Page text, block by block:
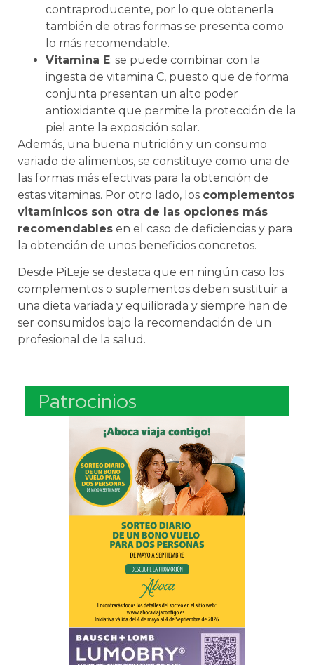
contraproducente, por lo que obtenerla
también de otras formas se presenta como
lo más recomendable.
Vitamina E: se puede combinar con la
ingesta de vitamina C, puesto que de forma
conjunta presentan un alto poder
antioxidante que permite la protección de la
piel ante la exposición solar.
Además, una buena nutrición y un consumo
variado de alimentos, se constituye como una de
las formas más efectivas para la obtención de
estas vitaminas. Por otro lado, los complementos
vitamínicos son otra de las opciones más
recomendables en el caso de deficiencias y para
la obtención de unos beneficios concretos.
Desde PiLeje se destaca que en ningún caso los
complementos o suplementos deben sustituir a
una dieta variada y equilibrada y siempre han de
ser consumidos bajo la recomendación de un
profesional de la salud.
Patrocinios